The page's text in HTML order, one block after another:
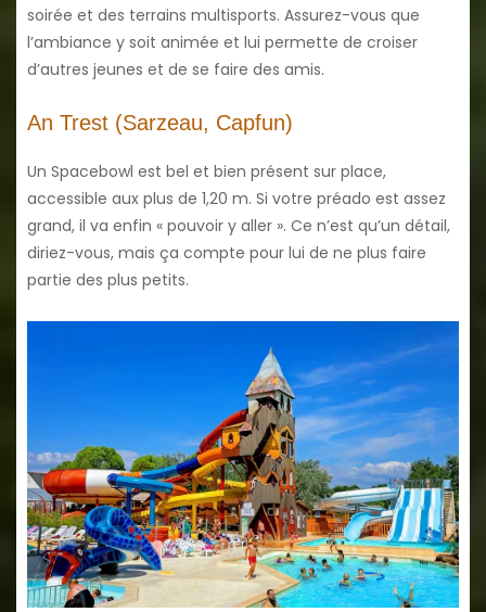
soirée et des terrains multisports. Assurez-vous que
l’ambiance y soit animée et lui permette de croiser
d’autres jeunes et de se faire des amis.
An Trest (Sarzeau, Capfun)
Un Spacebowl est bel et bien présent sur place,
accessible aux plus de 1,20 m. Si votre préado est assez
grand, il va enfin « pouvoir y aller ». Ce n’est qu’un détail,
diriez-vous, mais ça compte pour lui de ne plus faire
partie des plus petits.